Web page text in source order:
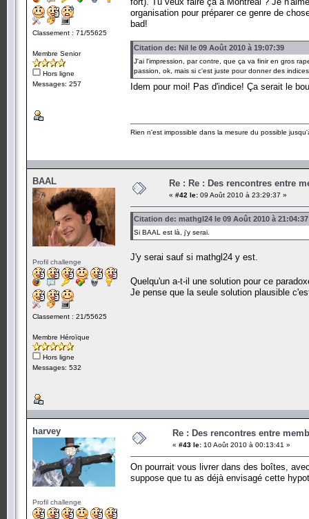
Classement : 71/55625
Membre Senior
Hors ligne
Messages: 257
organisation pour préparer ce genre de
bad!
Citation de: Nil le 09 Août 2010 à 19:07:39
J'ai l'impression, par contre, que ça va finir en gros
passion, ok, mais si c'est juste pour donner des
Idem pour moi! Pas d'indice! Ça serait le
Rien n'est impossible dans la mesure du possible
BAAL
Profil challenge
Classement : 21/55625
Membre Héroïque
Hors ligne
Messages: 532
Re : Re : Des rencontres entre
« #42 le: 09 Août 2010 à 23:29:37 »
Citation de: mathgl24 le 09 Août 2010 à 21:04:37
Si BAAL est là, j'y serai.
J'y serai sauf si mathgl24 y est.
Quelqu'un a-t-il une solution pour ce
Je pense que la seule solution plausible
harvey
Profil challenge
Re : Des rencontres entre
« #43 le: 10 Août 2010 à 00:13:41 »
On pourrait vous livrer dans des boîtes,
suppose que tu as déjà envisagé cette